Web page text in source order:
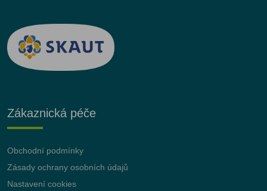
Zákaznická péče
Obchodní podmínky
Zásady ochrany osobních údajů
Nastavení cookies